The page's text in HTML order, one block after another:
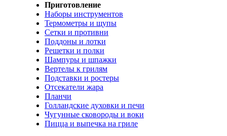
Приготовление
Наборы инструментов
Термометры и щупы
Сетки и противни
Поддоны и лотки
Решетки и полки
Шампуры и шпажки
Вертелы к грилям
Подставки и ростеры
Отсекатели жара
Планчи
Голландские духовки и печи
Чугунные сковороды и воки
Пицца и выпечка на гриле